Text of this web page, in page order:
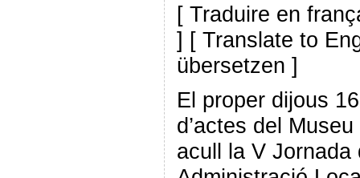
[ Traduire en
] [ Translate to
übersetzen ]
El proper dijous
d’actes del
acull la V Jornada